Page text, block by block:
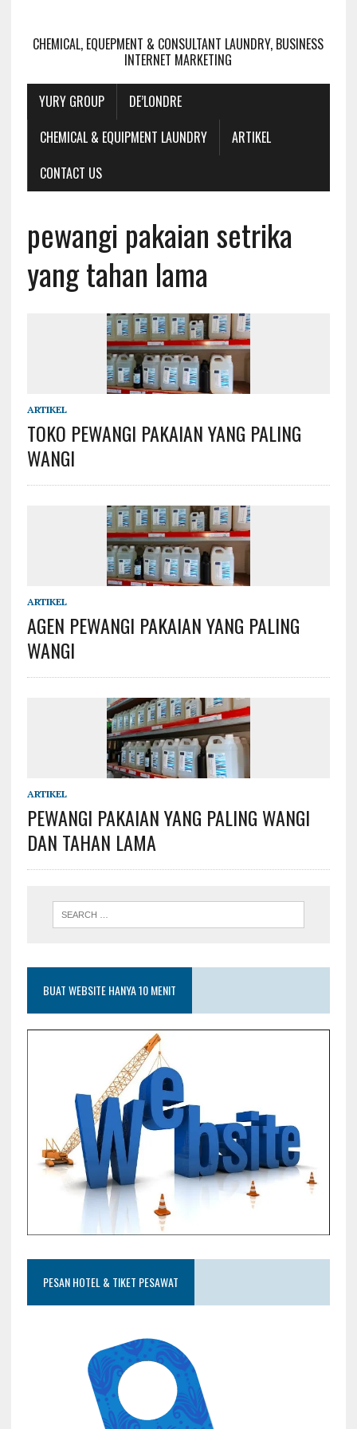
CHEMICAL, EQUEPMENT & CONSULTANT LAUNDRY, BUSINESS
INTERNET MARKETING
YURY GROUP
DE’LONDRE
CHEMICAL & EQUIPMENT LAUNDRY
ARTIKEL
CONTACT US
pewangi pakaian setrika
yang tahan lama
ARTIKEL
TOKO PEWANGI PAKAIAN YANG PALING
WANGI
ARTIKEL
AGEN PEWANGI PAKAIAN YANG PALING
WANGI
ARTIKEL
PEWANGI PAKAIAN YANG PALING WANGI
DAN TAHAN LAMA
BUAT WEBSITE HANYA 10 MENIT
PESAN HOTEL & TIKET PESAWAT